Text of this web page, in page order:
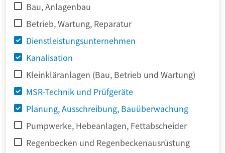
Bau, Anlagenbau
Betrieb, Wartung, Reparatur
Dienstleistungsunternehmen
Kanalisation
Kleinkläranlagen (Bau, Betrieb und Wartung)
MSR-Technik und Prüfgeräte
Planung, Ausschreibung, Bauüberwachung
Pumpwerke, Hebeanlagen, Fettabscheider
Regenbecken und Regenbeckenausrüstung